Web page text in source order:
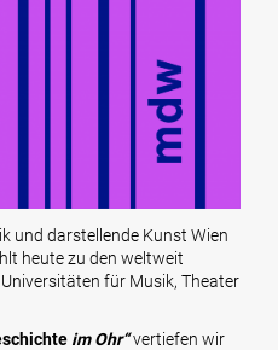
und darstellende Kunst Wien
heute zu den weltweit
für Musik, Theater
im Ohr“vertiefen wir